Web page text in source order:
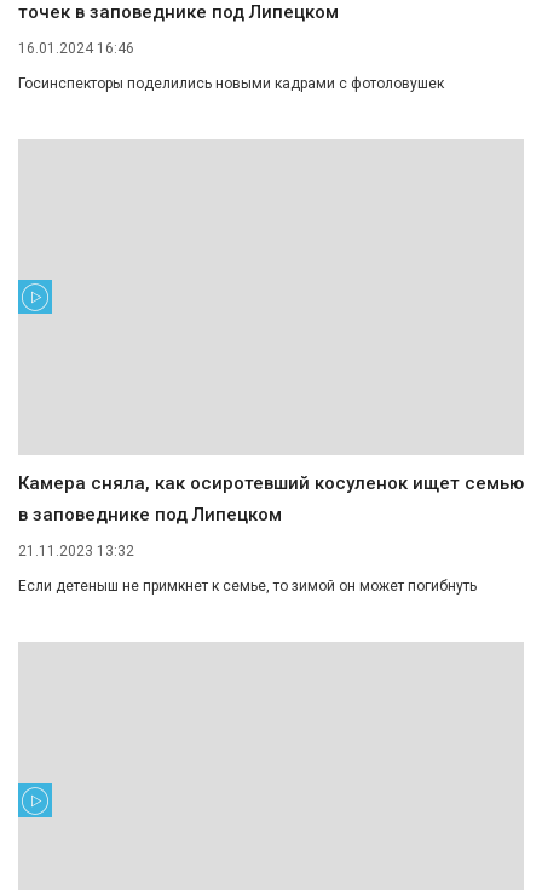
точек в заповеднике под Липецком
16.01.2024 16:46
Госинспекторы поделились новыми кадрами с фотоловушек
Камера сняла, как осиротевший косуленок ищет семью
в заповеднике под Липецком
21.11.2023 13:32
Если детеныш не примкнет к семье, то зимой он может погибнуть